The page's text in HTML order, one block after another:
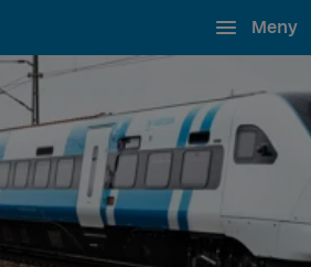
Meny